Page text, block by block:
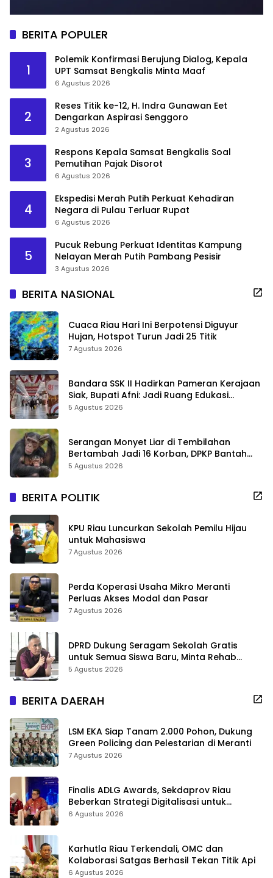
BERITA POPULER
1
Polemik Konfirmasi Berujung Dialog, Kepala
UPT Samsat Bengkalis Minta Maaf
6 Agustus 2026
2
Reses Titik ke-12, H. Indra Gunawan Eet
Dengarkan Aspirasi Senggoro
2 Agustus 2026
3
Respons Kepala Samsat Bengkalis Soal
Pemutihan Pajak Disorot
6 Agustus 2026
4
Ekspedisi Merah Putih Perkuat Kehadiran
Negara di Pulau Terluar Rupat
6 Agustus 2026
5
Pucuk Rebung Perkuat Identitas Kampung
Nelayan Merah Putih Pambang Pesisir
3 Agustus 2026
BERITA NASIONAL
Cuaca Riau Hari Ini Berpotensi Diguyur
Hujan, Hotspot Turun Jadi 25 Titik
7 Agustus 2026
Bandara SSK II Hadirkan Pameran Kerajaan
Siak, Bupati Afni: Jadi Ruang Edukasi
Sejarah Riau
5 Agustus 2026
Serangan Monyet Liar di Tembilahan
Bertambah Jadi 16 Korban, DPKP Bantah
Video Gerombolan Viral
5 Agustus 2026
BERITA POLITIK
KPU Riau Luncurkan Sekolah Pemilu Hijau
untuk Mahasiswa
7 Agustus 2026
Perda Koperasi Usaha Mikro Meranti
Perluas Akses Modal dan Pasar
7 Agustus 2026
DPRD Dukung Seragam Sekolah Gratis
untuk Semua Siswa Baru, Minta Rehab
Sekolah Jangan Dikurangi
5 Agustus 2026
BERITA DAERAH
LSM EKA Siap Tanam 2.000 Pohon, Dukung
Green Policing dan Pelestarian di Meranti
7 Agustus 2026
Finalis ADLG Awards, Sekdaprov Riau
Beberkan Strategi Digitalisasi untuk
Tingkatkan Layanan Publik
6 Agustus 2026
Karhutla Riau Terkendali, OMC dan
Kolaborasi Satgas Berhasil Tekan Titik Api
6 Agustus 2026